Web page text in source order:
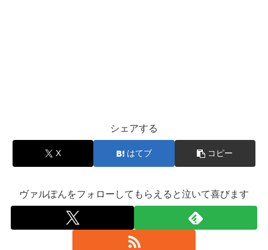
シェアする
X はてブ コピー
ヴァルぽんをフォローしてもらえると泣いて喜びます